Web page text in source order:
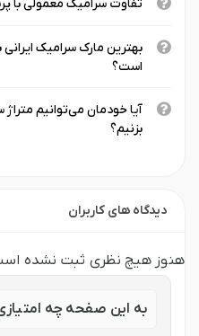
تفاوت سرامیک معمولی با
بهترین مارک سرامیک
است؟
آیا خودمان می‌توانیم
بزنیم؟
دیدگاه های کاربران
هنوز هیچ نظری ثبت نشده
به این صفحه چه